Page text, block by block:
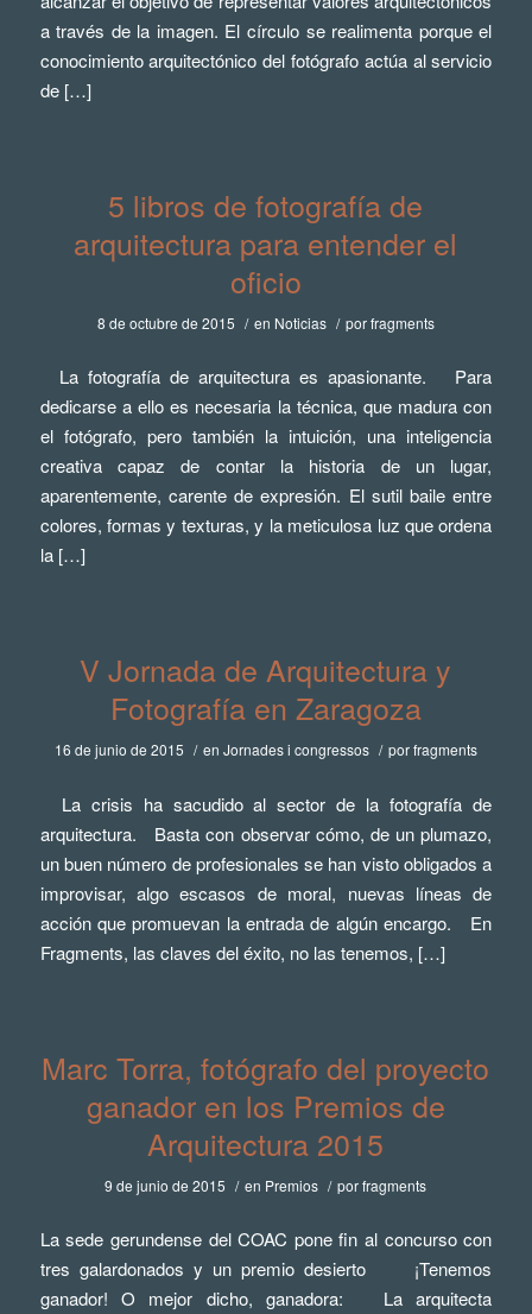
a través de la imagen. El círculo se realimenta porque el
conocimiento arquitectónico del fotógrafo actúa al servicio
de […]
5 libros de fotografía de
arquitectura para entender el
oficio
8 de octubre de 2015 / en Noticias / porfragments
La fotografía de arquitectura es apasionante. Para
dedicarse a ello es necesaria la técnica, que madura con
el fotógrafo, pero también la intuición, una inteligencia
creativa capaz de contar la historia de un lugar,
aparentemente, carente de expresión. El sutil baile entre
colores, formas y texturas, y la meticulosa luz que ordena
la […]
V Jornada de Arquitectura y
Fotografía en Zaragoza
16 de junio de 2015 / en Jornades i congressos / porfragments
La crisis ha sacudido al sector de la fotografía de
arquitectura. Basta con observar cómo, de un plumazo,
un buen número de profesionales se han visto obligados a
improvisar, algo escasos de moral, nuevas líneas de
acción que promuevan la entrada de algún encargo. En
Fragments, las claves del éxito, no las tenemos, […]
Marc Torra, fotógrafo del proyecto
ganador en los Premios de
Arquitectura 2015
9 de junio de 2015 / en Premios / porfragments
La sede gerundense del COAC pone fin al concurso con
tres galardonados y un premio desierto ¡Tenemos
ganador! O mejor dicho, ganadora: La arquitecta